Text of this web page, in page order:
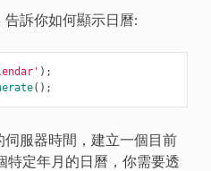
訴你如何顯示日曆:
);
();
服器時間，建立一個目前
特定年月的日曆，你需要透